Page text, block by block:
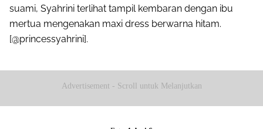
suami, Syahrini terlihat tampil kembaran dengan ibu
mertua mengenakan maxi dress berwarna hitam.
[@princessyahrini].
Advertisement - Scroll untuk Melanjutkan